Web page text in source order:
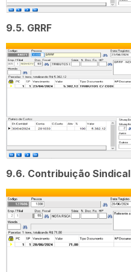
9.5. GRRF
9.6. Contribuição Sindical